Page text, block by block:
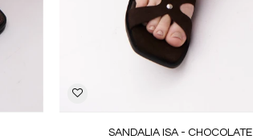
SANDALIA ISA - CHOCOLATE